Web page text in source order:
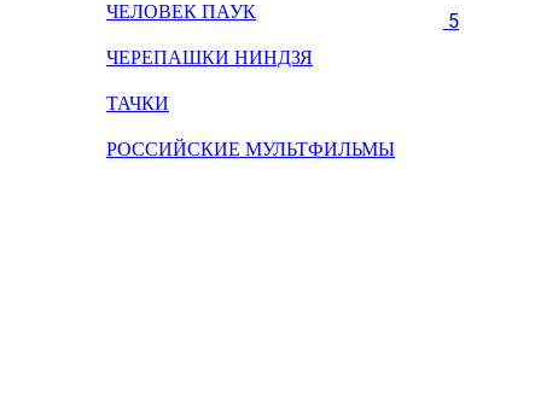
ЧЕЛОВЕК ПАУК
ЧЕРЕПАШКИ НИНДЗЯ
ТАЧКИ
РОССИЙСКИЕ МУЛЬТФИЛЬМЫ
5